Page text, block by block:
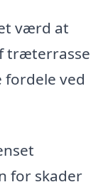
værd at
træterrasse
ved
for skader